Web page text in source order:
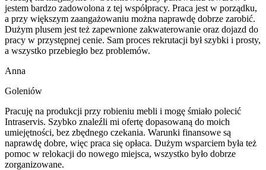
jestem bardzo zadowolona z tej współpracy. Praca jest w porządku,
a przy większym zaangażowaniu można naprawdę dobrze zarobić.
Dużym plusem jest też zapewnione zakwaterowanie oraz dojazd do
pracy w przystępnej cenie. Sam proces rekrutacji był szybki i prosty,
a wszystko przebiegło bez problemów.
Anna
Goleniów
Pracuję na produkcji przy robieniu mebli i mogę śmiało polecić
Intraservis. Szybko znaleźli mi ofertę dopasowaną do moich
umiejętności, bez zbędnego czekania. Warunki finansowe są
naprawdę dobre, więc praca się opłaca. Dużym wsparciem była też
pomoc w relokacji do nowego miejsca, wszystko było dobrze
zorganizowane.